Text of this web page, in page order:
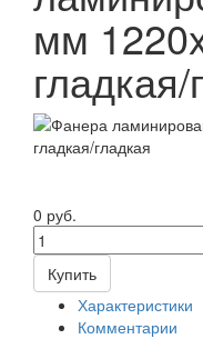
мм
гладкая/
0 руб.
Купить
Характеристики
Комментарии